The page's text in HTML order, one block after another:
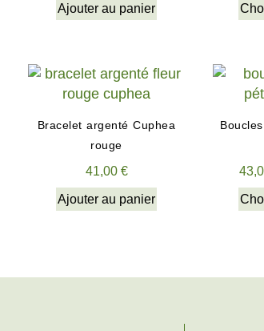
Ajouter au panier
Bracelet argenté Cuphea
rouge
41,00 €
Ajouter au panier